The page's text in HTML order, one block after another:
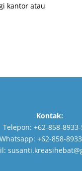
kantor atau
Kontak:
Telepon: +62-858-
Whatsapp: +62-858-